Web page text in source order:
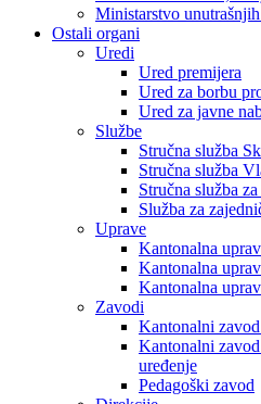
Ministarstvo
Ostali organi
Uredi
Ured premijera
Ured za borbu
Ured za javne
Službe
Stručna služba
Stručna služba
Stručna služba
Služba za
Uprave
Kantonalna
Kantonalna
Kantonalna
Zavodi
Kantonalni
Kantonalni
uređenje
Pedagoški zavod